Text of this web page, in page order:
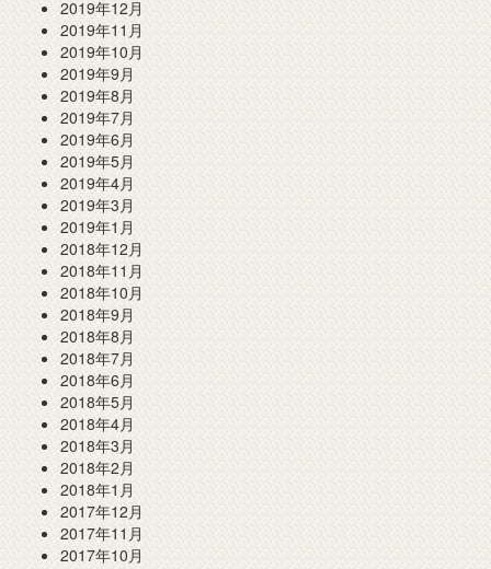
2019年12月
2019年11月
2019年10月
2019年9月
2019年8月
2019年7月
2019年6月
2019年5月
2019年4月
2019年3月
2019年1月
2018年12月
2018年11月
2018年10月
2018年9月
2018年8月
2018年7月
2018年6月
2018年5月
2018年4月
2018年3月
2018年2月
2018年1月
2017年12月
2017年11月
2017年10月